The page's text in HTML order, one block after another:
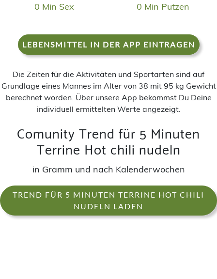
0 Min Sex 0 Min Putzen
LEBENSMITTEL IN DER APP EINTRAGEN
Die Zeiten für die Aktivitäten und Sportarten sind auf
Grundlage eines Mannes im Alter von 38 mit 95 kg Gewicht
berechnet worden. Über unsere App bekommst Du Deine
individuell ermittelten Werte angezeigt.
Comunity Trend für 5 Minuten
Terrine Hot chili nudeln
in Gramm und nach Kalenderwochen
TREND FÜR 5 MINUTEN TERRINE HOT CHILI
NUDELN LADEN